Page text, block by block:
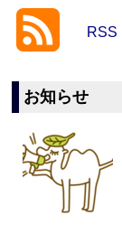
RSS
お知らせ